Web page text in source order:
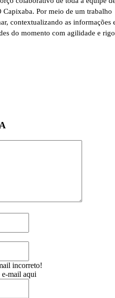
Capixaba. Por meio de um trabalho
contextualizando as informações
do momento com agilidade e
incorreto!
e-mail aqui